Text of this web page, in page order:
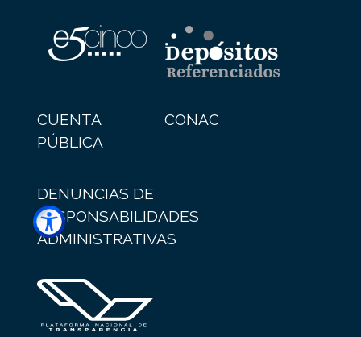
CUENTA
PÚBLICA
CONAC
DENUNCIAS DE
RESPONSABILIDADES
ADMINISTRATIVAS